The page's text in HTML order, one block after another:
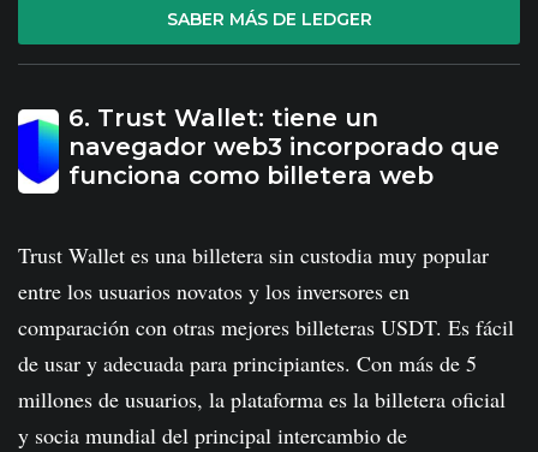
SABER MÁS DE LEDGER
6. Trust Wallet: tiene un
navegador web3 incorporado que
funciona como billetera web
Trust Wallet es una billetera sin custodia muy popular
entre los usuarios novatos y los inversores en
comparación con otras mejores billeteras USDT. Es fácil
de usar y adecuada para principiantes. Con más de 5
millones de usuarios, la plataforma es la billetera oficial
y socia mundial del principal intercambio de